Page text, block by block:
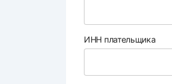
ИНН плательщика